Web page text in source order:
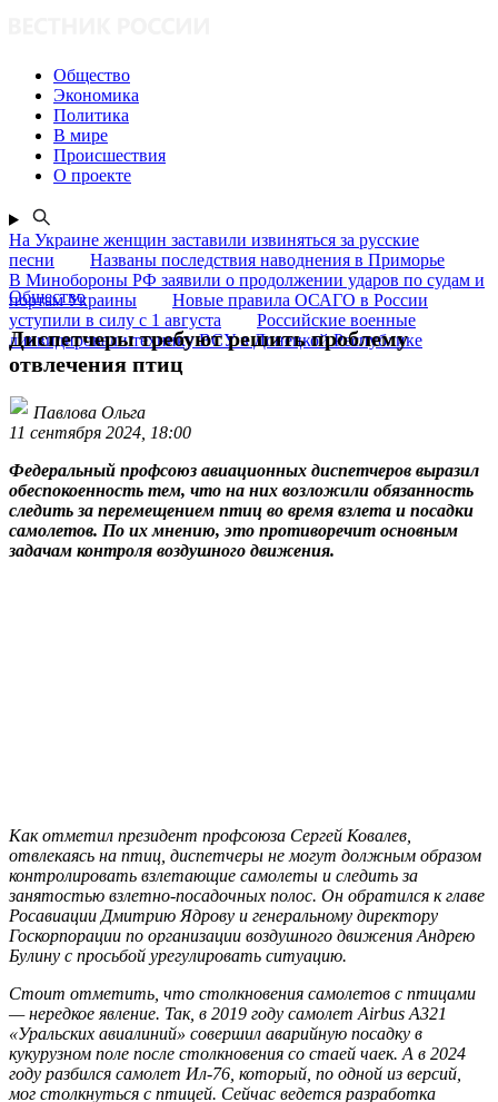
Общество
Экономика
Политика
В мире
Происшествия
О проекте
На Украине женщин заставили извиняться за русские
песни
Названы последствия наводнения в Приморье
В Минобороны РФ заявили о продолжении ударов по судам и
портам Украины
Новые правила ОСАГО в России
уступили в силу с 1 августа
Российские военные
ликвидировали технику ВСУ в Донецкой Республике
Общество
Диспетчеры требуют решить проблему
отвлечения птиц
Павлова Ольга
11 сентября 2024, 18:00
Федеральный профсоюз авиационных диспетчеров выразил
обеспокоенность тем, что на них возложили обязанность
следить за перемещением птиц во время взлета и посадки
самолетов. По их мнению, это противоречит основным
задачам контроля воздушного движения.
Как отметил президент профсоюза Сергей Ковалев,
отвлекаясь на птиц, диспетчеры не могут должным образом
контролировать взлетающие самолеты и следить за
занятостью взлетно-посадочных полос. Он обратился к главе
Росавиации Дмитрию Ядрову и генеральному директору
Госкорпорации по организации воздушного движения Андрею
Булину с просьбой урегулировать ситуацию.
Стоит отметить, что столкновения самолетов с птицами
— нередкое явление. Так, в 2019 году самолет Airbus А321
«Уральских авиалиний» совершил аварийную посадку в
кукурузном поле после столкновения со стаей чаек. А в 2024
году разбился самолет Ил-76, который, по одной из версий,
мог столкнуться с птицей. Сейчас ведется разработка